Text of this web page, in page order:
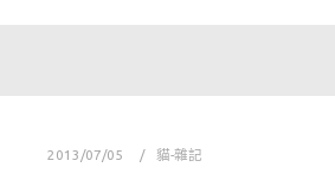
2013/07/05 貓-雜記